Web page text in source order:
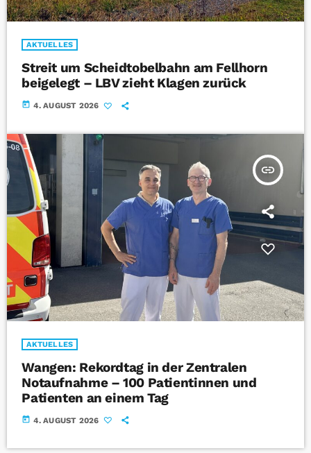
AKTUELLES
Streit um Scheidtobelbahn am Fellhorn
beigelegt – LBV zieht Klagen zurück
today 4. AUGUST 2026
insert_link
AKTUELLES
Wangen: Rekordtag in der Zentralen
Notaufnahme – 100 Patientinnen und
Patienten an einem Tag
today 4. AUGUST 2026